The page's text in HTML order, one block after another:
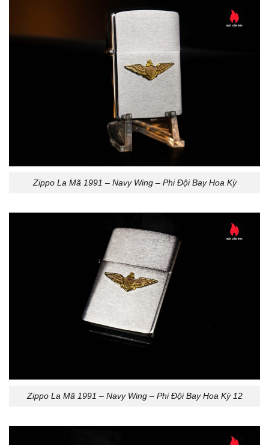
Zippo La Mã 1991 – Navy Wing – Phi Đội Bay Hoa Kỳ
Zippo La Mã 1991 – Navy Wing – Phi Đội Bay Hoa Kỳ 12